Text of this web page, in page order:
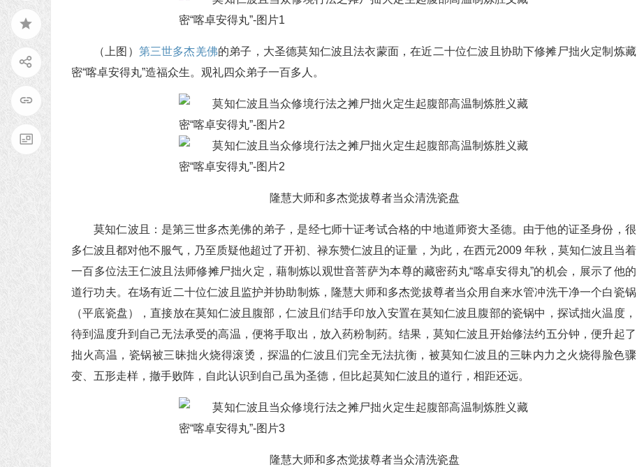
（上图） 第三世多杰羌佛的弟子，大圣德莫知仁波且法衣蒙面，在近二十位仁波且协助下修摊尸拙火定制炼藏
密“喀卓安得丸”造福众生。观礼四众弟子一百多人。
隆慧大师和多杰觉拔尊者当众清洗瓷盘
莫知仁波且：是第三世多杰羌佛的弟子，是经七师十证考试合格的中地道师资大圣德。由于他的证圣身份，很
多仁波且都对他不服气，乃至质疑他超过了开初、禄东赞仁波且的证量，为此，在西元2009 年秋，莫知仁波且当着
一百多位法王仁波且法师修摊尸拙火定，藉制炼以观世音菩萨为本尊的藏密药丸“喀卓安得丸”的机会，展示了他的
道行功夫。在场有近二十位仁波且监护并协助制炼，隆慧大师和多杰觉拔尊者当众用自来水管冲洗干净一个白瓷锅
（平底瓷盘），直接放在莫知仁波且腹部，仁波且们结手印放入安置在莫知仁波且腹部的瓷锅中，探试拙火温度，
待到温度升到自己无法承受的高温，便将手取出，放入药粉制药。结果，莫知仁波且开始修法约五分钟，便升起了
拙火高温，瓷锅被三昧拙火烧得滚烫，探温的仁波且们完全无法抗衡，被莫知仁波且的三昧内力之火烧得脸色骤
变、五形走样，撤手败阵，自此认识到自己虽为圣德，但比起莫知仁波且的道行，相距还远。
隆慧大师和多杰觉拔尊者当众清洗瓷盘